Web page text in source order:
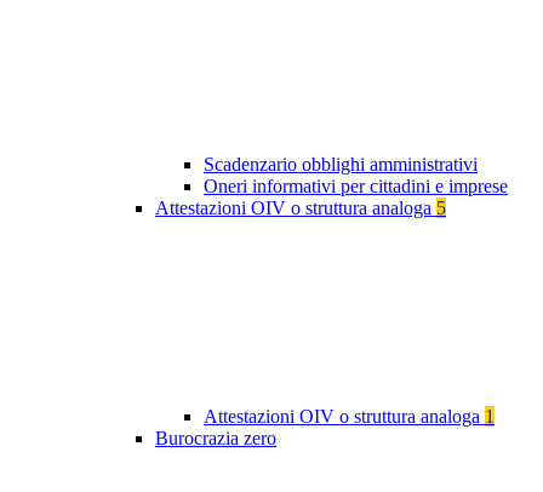
Scadenzario obblighi amministrativi
Oneri informativi per cittadini e imprese
Attestazioni OIV o struttura analoga 5
Attestazioni OIV o struttura analoga 1
Burocrazia zero